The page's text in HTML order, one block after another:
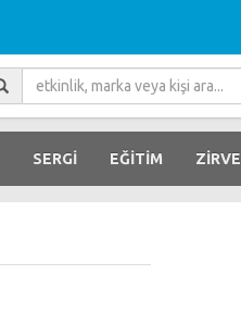
SERGİ EĞİTİM ZİRVE